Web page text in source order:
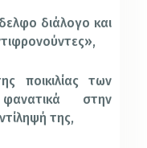
διάλογο και
ποικιλίας των
στην
της,